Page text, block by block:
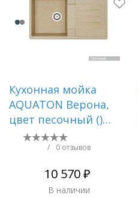
Кухонная мойка
AQUATON Верона,
цвет песочный ()
1A710032VR220
/ 0 отзывов
10 570 ₽
В наличии